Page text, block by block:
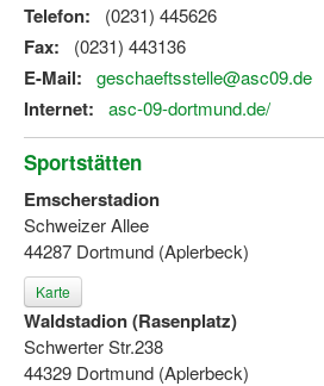
Telefon: (0231) 445626
Fax: (0231) 443136
E-Mail: geschaeftsstelle@asc09.de
Internet: asc-09-dortmund.de/
Sportstätten
Emscherstadion
Schweizer Allee
44287 Dortmund (Aplerbeck)
Karte
Waldstadion (Rasenplatz)
Schwerter Str.238
44329 Dortmund (Aplerbeck)